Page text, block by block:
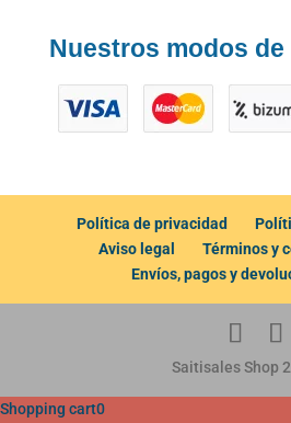
Nuestros modos de
Política de privacidad
Aviso legal
Términos y
Envíos, pagos y
Saitisales Shop
Shopping cart0